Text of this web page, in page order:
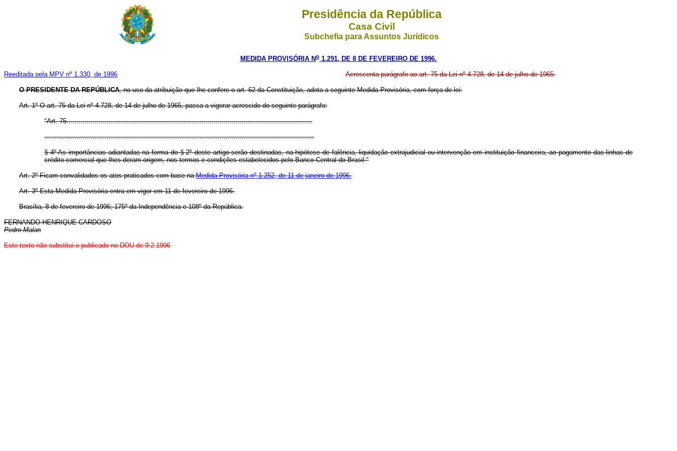
Presidência da República
Casa Civil
Subchefia para Assuntos Jurídicos
MEDIDA PROVISÓRIA No 1.291, DE 8 DE FEVEREIRO DE 1996.
Reeditada pela MPV nº 1.330, de 1996 Acrescenta parágrafo ao art. 75 da Lei nº 4.728, de 14 de julho de 1965.
O PRESIDENTE DA REPÚBLICA, no uso da atribuição que lhe confere o art. 62 da Constituição, adota a seguinte Medida Provisória, com força de lei:
Art. 1º O art. 75 da Lei nº 4.728, de 14 de julho de 1965, passa a vigorar acrescido do seguinte parágrafo:
"Art. 75..........................................................................................................................
......................................................................................................................................
§ 4º As importâncias adiantadas na forma do § 2º deste artigo serão destinadas, na hipótese de falência, liquidação extrajudicial ou intervenção em instituição financeira, ao pagamento das linhas de
crédito comercial que lhes deram origem, nos termos e condições estabelecidos pelo Banco Central do Brasil."
Art. 2º Ficam convalidados os atos praticados com base naMedida Provisória nº 1.252, de 11 de janeiro de 1996.
Art. 3º Esta Medida Provisória entra em vigor em 11 de fevereiro de 1996.
Brasília, 8 de fevereiro de 1996; 175º da Independência e 108º da República.
FERNANDO HENRIQUE CARDOSO
Pedro Malan
Este texto não substitui o publicado no DOU de 9.2.1996